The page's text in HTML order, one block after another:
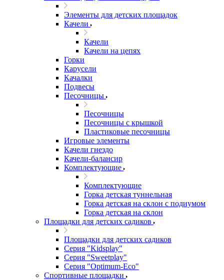
Элементы для детских площадок
Качели
Качели
Качели на цепях
Горки
Карусели
Качалки
Подвесы
Песочницы
Песочницы
Песочницы с крышкой
Пластиковые песочницы
Игровые элементы
Качели гнездо
Качели-балансир
Комплектующие
Комплектующие
Горка детская туннельная
Горка детская на склон с подиумом
Горка детская на склон
Площадки для детских садиков
Площадки для детских садиков
Серия "Kidsplay"
Серия "Sweetplay"
Серия "Оptimum-Еco"
Спортивные площадки